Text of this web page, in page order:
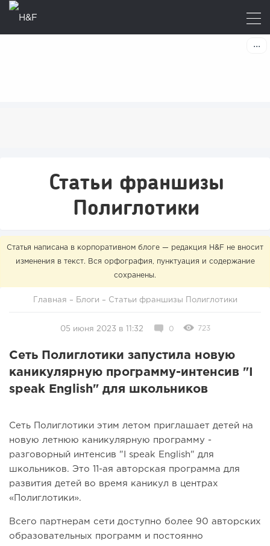
Статьи франшизы
Полиглотики
Статья написана в корпоративном блоге — редакция H&F не вносит
изменения в текст. Вся орфография, пунктуация и содержание
сохранены.
Главная – Блоги – Статьи франшизы Полиглотики
05 июня 2023 в 11:32 0 723
Сеть Полиглотики запустила новую
каникулярную программу-интенсив "I
speak English" для школьников
Сеть Полиглотики этим летом приглашает детей на
новую летнюю каникулярную программу -
разговорный интенсив "I speak English" для
школьников. Это 11-ая авторская программа для
развития детей во время каникул в центрах
«Полиглотики».
Всего партнерам сети доступно более 90 авторских
образовательных программ и постоянно